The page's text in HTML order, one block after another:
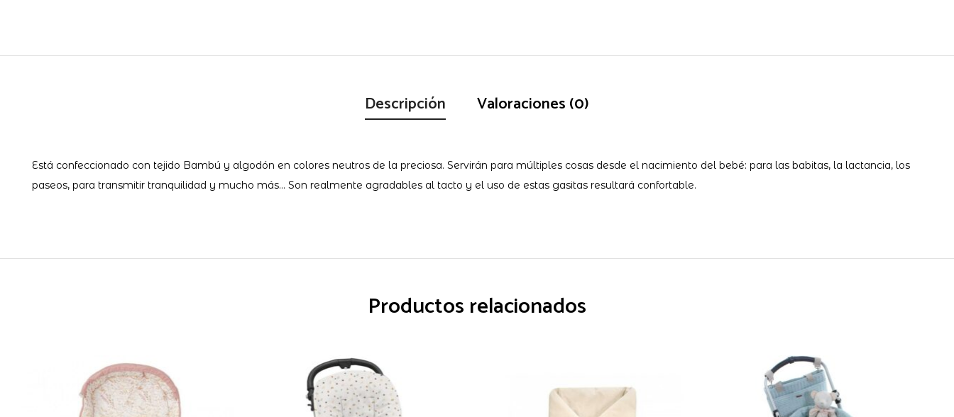
Descripción Valoraciones (0)
Está confeccionado con tejido Bambú y algodón en colores neutros de la preciosa. Servirán para múltiples cosas desde el nacimiento del bebé: para las babitas, la lactancia, los
paseos, para transmitir tranquilidad y mucho más… Son realmente agradables al tacto y el uso de estas gasitas resultará confortable.
Productos relacionados